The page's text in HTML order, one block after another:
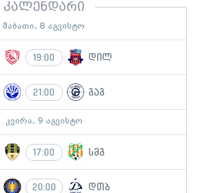
კალენდარი
შაბათი, 8 აგვისტო
19:00 დილ
21:00 გაგ
კვირა, 9 აგვისტო
17:00 სმგ
20:00 დთბ